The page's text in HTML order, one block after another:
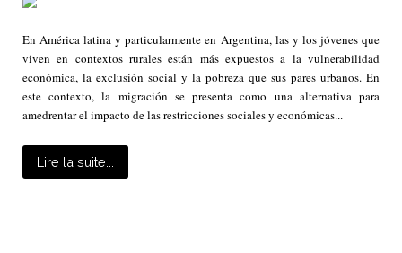
En América latina y particularmente en Argentina, las y los jóvenes que
viven en contextos rurales están más expuestos a la vulnerabilidad
económica, la exclusión social y la pobreza que sus pares urbanos. En
este contexto, la migración se presenta como una alternativa para
amedrentar el impacto de las restricciones sociales y económicas...
Lire la suite...